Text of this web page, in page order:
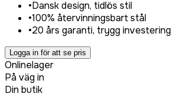
•Dansk design, tidlös stil
•100% återvinningsbart stål
•20 års garanti, trygg investering
Logga in för att se pris
Onlinelager
På väg in
Din butik